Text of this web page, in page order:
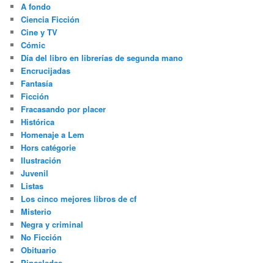
A fondo
Ciencia Ficción
Cine y TV
Cómic
Día del libro en librerías de segunda mano
Encrucijadas
Fantasía
Ficción
Fracasando por placer
Histórica
Homenaje a Lem
Hors catégorie
Ilustración
Juvenil
Listas
Los cinco mejores libros de cf
Misterio
Negra y criminal
No Ficción
Obituario